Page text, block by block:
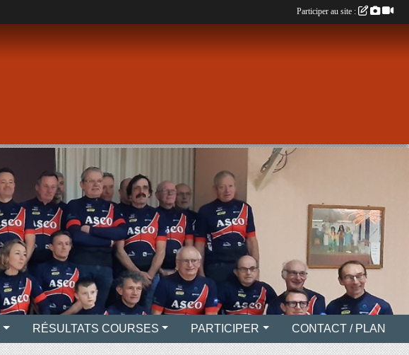
RÉSULTATS COURSES PARTICIPER CONTACT / PLAN
Participer au site :